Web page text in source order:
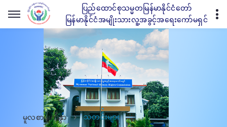
ပြည်ထောင်စုသမ္မတမြန်မာနိုင်ငံတော်
မြန်မာနိုင်ငံအမျိုးသားလူ့အခွင့်အရေးကော်မရှင်
မူလစာမျက်နှာ သတင်းများ